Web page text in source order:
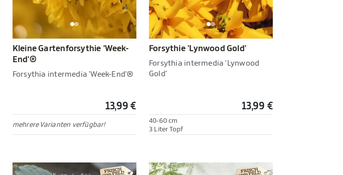
Kleine Gartenforsythie 'Week-
End'®
Forsythia intermedia 'Week-End'®
13,99 €
mehrere Varianten verfügbar!
Forsythie 'Lynwood Gold'
Forsythia intermedia 'Lynwood
Gold'
13,99 €
40-60 cm
3 Liter Topf